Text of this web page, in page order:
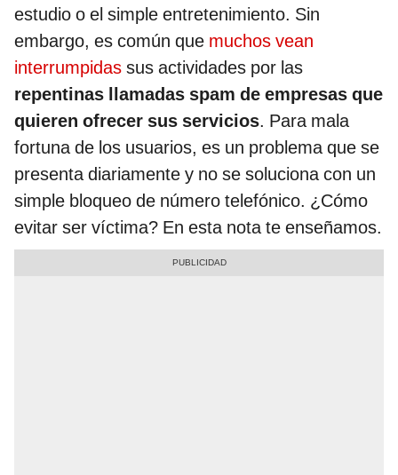
estudio o el simple entretenimiento. Sin
embargo, es común que muchos vean
interrumpidas sus actividades por las
repentinas llamadas spam de empresas que
quieren ofrecer sus servicios. Para mala
fortuna de los usuarios, es un problema que se
presenta diariamente y no se soluciona con un
simple bloqueo de número telefónico. ¿Cómo
evitar ser víctima? En esta nota te enseñamos.